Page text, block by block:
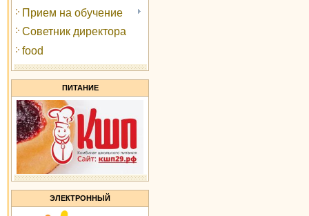
Прием на обучение
Советник директора
food
ПИТАНИЕ
ЭЛЕКТРОННЫЙ